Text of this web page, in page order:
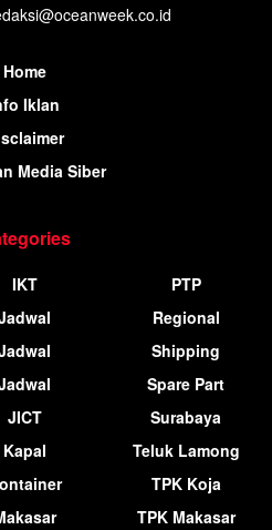
Home
Iklan
Media Siber
IKT
JICT
Kapal
PTP
Regional
Shipping
Spare Part
Surabaya
Teluk Lamong
TPK Koja
TPK Makasar